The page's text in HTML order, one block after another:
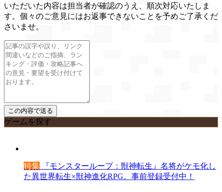
いただいた内容は担当者が確認のうえ、順次対応いたしま
す。個々のご意見にはお返事できないことを予めご了承くだ
さいませ。
ゲームを探す
特集 『モンスターループ：獣神転生』名将がケモ化し
た異世界転生×獣神進化RPG。事前登録受付中！